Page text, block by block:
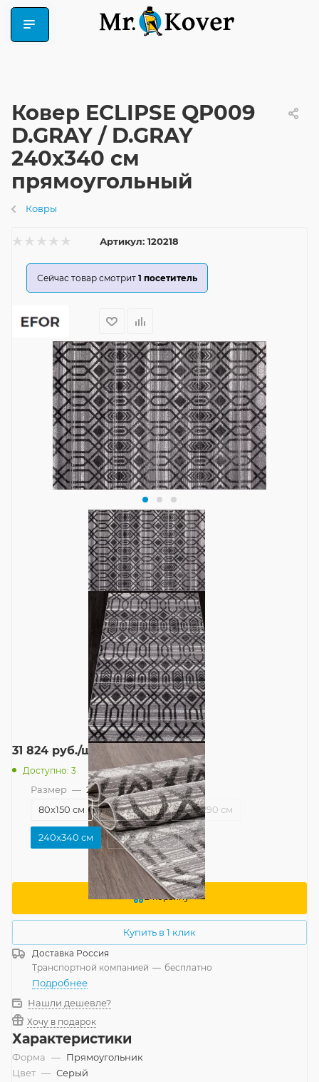
Ковер ECLIPSE QP009
D.GRAY / D.GRAY
240x340 см
прямоугольный
Ковры
Артикул: 120218
Сейчас товар смотрит 1 посетитель
31 824 руб./шт
Доступно: 3
Размер — 240x340 см
80x150 см
160x230 см 200x290 см
240x340 см 300x400 см
В корзину
Купить в 1 клик
Доставка Россия
Транспортной компанией — бесплатно
Подробнее
Нашли дешевле?
Хочу в подарок
Характеристики
Форма — Прямоугольник
Цвет — Серый